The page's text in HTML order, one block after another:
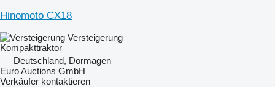
Hinomoto CX18
Versteigerung
Kompakttraktor
Deutschland, Dormagen
Euro Auctions GmbH
Verkäufer kontaktieren